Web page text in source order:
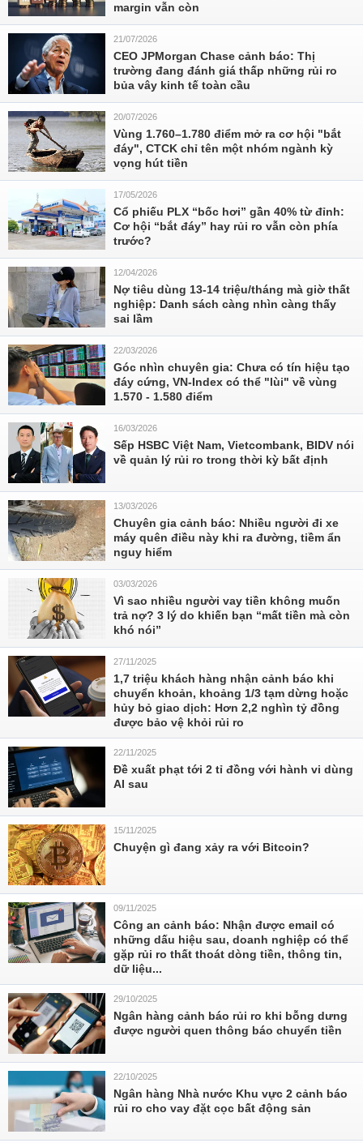
margin vẫn còn
21/07/2026
CEO JPMorgan Chase cảnh báo: Thị
trường đang đánh giá thấp những rủi ro
bủa vây kinh tế toàn cầu
20/07/2026
Vùng 1.760–1.780 điểm mở ra cơ hội "bắt
đáy", CTCK chỉ tên một nhóm ngành kỳ
vọng hút tiền
17/05/2026
Cổ phiếu PLX “bốc hơi” gần 40% từ đỉnh:
Cơ hội “bắt đáy” hay rủi ro vẫn còn phía
trước?
12/04/2026
Nợ tiêu dùng 13-14 triệu/tháng mà giờ thất
nghiệp: Danh sách càng nhìn càng thấy
sai lầm
22/03/2026
Góc nhìn chuyên gia: Chưa có tín hiệu tạo
đáy cứng, VN-Index có thể "lùi" về vùng
1.570 - 1.580 điểm
16/03/2026
Sếp HSBC Việt Nam, Vietcombank, BIDV nói
về quản lý rủi ro trong thời kỳ bất định
13/03/2026
Chuyên gia cảnh báo: Nhiều người đi xe
máy quên điều này khi ra đường, tiềm ẩn
nguy hiểm
03/03/2026
Vì sao nhiều người vay tiền không muốn
trả nợ? 3 lý do khiến bạn “mất tiền mà còn
khó nói”
27/11/2025
1,7 triệu khách hàng nhận cảnh báo khi
chuyển khoản, khoảng 1/3 tạm dừng hoặc
hủy bỏ giao dịch: Hơn 2,2 nghìn tỷ đồng
được bảo vệ khỏi rủi ro
22/11/2025
Đề xuất phạt tới 2 tỉ đồng với hành vi dùng
AI sau
15/11/2025
Chuyện gì đang xảy ra với Bitcoin?
09/11/2025
Công an cảnh báo: Nhận được email có
những dấu hiệu sau, doanh nghiệp có thể
gặp rủi ro thất thoát dòng tiền, thông tin,
dữ liệu...
29/10/2025
Ngân hàng cảnh báo rủi ro khi bỗng dưng
được người quen thông báo chuyển tiền
22/10/2025
Ngân hàng Nhà nước Khu vực 2 cảnh báo
rủi ro cho vay đặt cọc bất động sản